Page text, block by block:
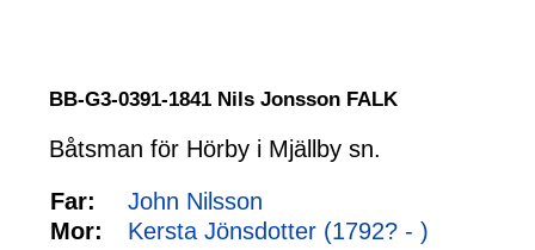
BB-G3-0391-1841 Nils Jonsson FALK
Båtsman för Hörby i Mjällby sn.
Far:
John Nilsson
Mor:
Kersta Jönsdotter (1792? - )